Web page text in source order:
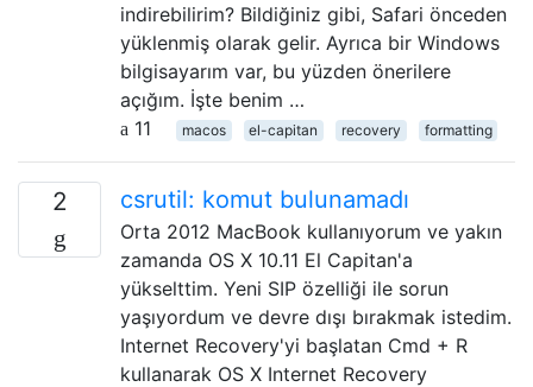
indirebilirim? Bildiğiniz gibi, Safari önceden
yüklenmiş olarak gelir. Ayrıca bir Windows
bilgisayarım var, bu yüzden önerilere
açığım. İşte benim …
11
macos el-capitan recovery formatting
2 csrutil: komut bulunamadı
Orta 2012 MacBook kullanıyorum ve yakın
zamanda OS X 10.11 El Capitan'a
yükselttim. Yeni SIP özelliği ile sorun
yaşıyordum ve devre dışı bırakmak istedim.
Internet Recovery'yi başlatan Cmd + R
kullanarak OS X Internet Recovery